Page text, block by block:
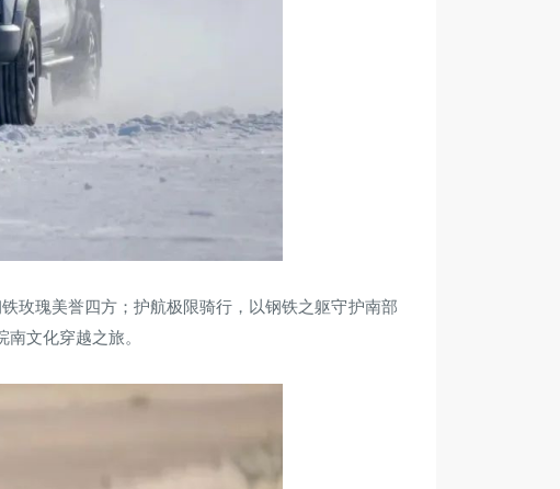
玫瑰美誉四方；护航极限骑行，以钢铁之躯守护南部
文化穿越之旅。